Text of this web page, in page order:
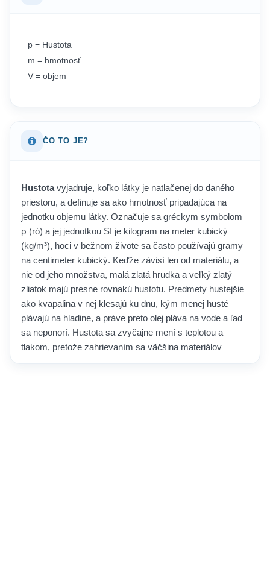
p = Hustota
m = hmotnosť
V = objem
ČO TO JE?
Hustotavyjadruje, koľko látky je natlačenej do daného
priestoru, a definuje sa ako hmotnosť pripadajúca na
jednotku objemu látky. Označuje sa gréckym symbolom
ρ (ró) a jej jednotkou SI je kilogram na meter kubický
(kg/m³), hoci v bežnom živote sa často používajú gramy
na centimeter kubický. Keďže závisí len od materiálu, a
nie od jeho množstva, malá zlatá hrudka a veľký zlatý
zliatok majú presne rovnakú hustotu. Predmety hustejšie
ako kvapalina v nej klesajú ku dnu, kým menej husté
plávajú na hladine, a práve preto olej pláva na vode a ľad
sa neponorí. Hustota sa zvyčajne mení s teplotou a
tlakom, pretože zahrievaním sa väčšina materiálov